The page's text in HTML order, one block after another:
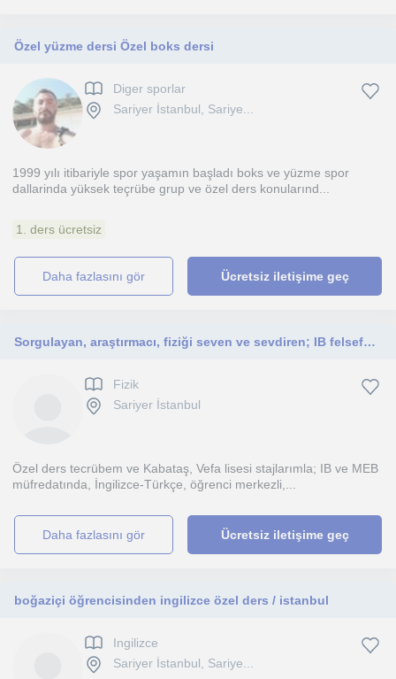
Özel yüzme dersi Özel boks dersi
Diger sporlar
Sariyer İstanbul, Sariye...
1999 yılı itibariyle spor yaşamın başladı boks ve yüzme spor
dallarinda yüksek teçrübe grup ve özel ders konularınd...
1. ders ücretsiz
daha fazlasını gör Ücretsiz iletişime geç
Sorgulayan, araştırmacı, fiziği seven ve sevdiren; IB felsefesiyle donanımlı, bilimsel merakı tetikleyen, Boğaziçi ekolünden gelen
Fizik
Sariyer İstanbul
Özel ders tecrübem ve Kabataş, Vefa lisesi stajlarımla; IB ve MEB
müfredatında, İngilizce-Türkçe, öğrenci merkezli,...
daha fazlasını gör Ücretsiz iletişime geç
boğaziçi öğrencisinden ingilizce özel ders / istanbul
Ingilizce
Sariyer İstanbul, Sariye...